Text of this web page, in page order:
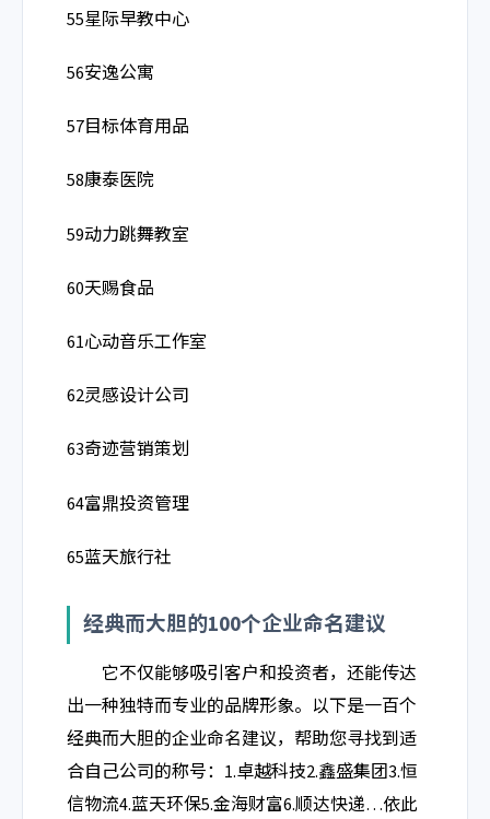
55星际早教中心
56安逸公寓
57目标体育用品
58康泰医院
59动力跳舞教室
60天赐食品
61心动音乐工作室
62灵感设计公司
63奇迹营销策划
64富鼎投资管理
65蓝天旅行社
经典而大胆的100个企业命名建议
它不仅能够吸引客户和投资者，还能传达
出一种独特而专业的品牌形象。以下是一百个
经典而大胆的企业命名建议，帮助您寻找到适
合自己公司的称号：1.卓越科技2.鑫盛集团3.恒
信物流4.蓝天环保5.金海财富6.顺达快递…依此